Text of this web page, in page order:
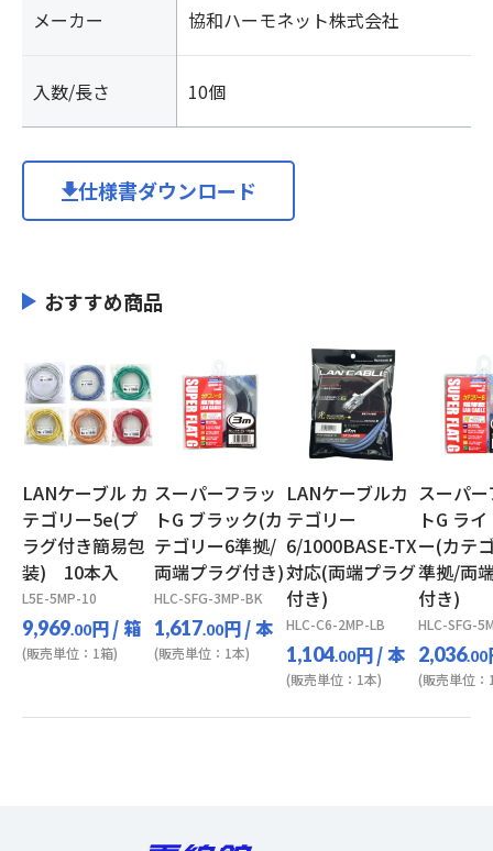
メーカー 協和ハーモネット株式会社
入数/長さ 10個
仕様書ダウンロード
おすすめ商品
LANケーブル カ
テゴリー5e(プ
ラグ付き簡易包
装) 10本入
L5E-5MP-10
9,969.00円/ 箱
(販売単位：1箱)
スーパーフラッ
トG ブラック(カ
テゴリー6準拠/
両端プラグ付き)
HLC-SFG-3MP-BK
1,617.00円/ 本
(販売単位：1本)
LANケーブルカ
テゴリー
6/1000BASE-TX
対応(両端プラグ
付き)
HLC-C6-2MP-LB
1,104.00円/ 本
(販売単位：1本)
スーパ
トG ラ
ー(カテ
準拠/両
付き)
HLC-SFG-
2,036.00
(販売単位：